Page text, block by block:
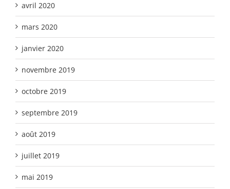
avril 2020
mars 2020
janvier 2020
novembre 2019
octobre 2019
septembre 2019
août 2019
juillet 2019
mai 2019